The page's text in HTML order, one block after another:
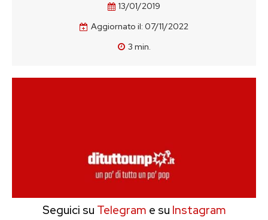
13/01/2019
Aggiornato il: 07/11/2022
3 min.
Seguici su Telegram e su Instagram